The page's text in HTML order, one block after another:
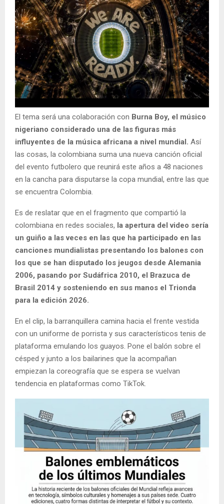
El tema será una colaboración con Burna Boy, el músico
nigeriano considerado una de las figuras más
influyentes de la música africana a nivel mundial. Así
las cosas, la colombiana suma una nueva canción oficial
del evento futbolero que reunirá este años a 48 naciones
en la cancha para disputarse la copa mundial, entre las que
se encuentra Colombia.
Es de reslatar que en el fragmento que compartió la
colombiana en redes sociales, la apertura del video sería
un guiño a las veces en las que ha participado en las
canciones mundialistas presentando los balones con
los que se han disputado los jeugos desde Alemania
2006, pasando por Sudáfrica 2010, el Brazuca de
Brasil 2014 y sosteniendo en sus manos el Trionda
para la edición 2026.
En el clip, la barranquillera camina hacia el frente vestida
con un uniforme de porrista y sus característicos tenis de
plataforma emulando los guayos. Pone el balón sobre el
césped y junto a los bailarines que la acompañan
empiezan la coreografía que se espera se vuelvan
tendencia en plataformas como TikTok.